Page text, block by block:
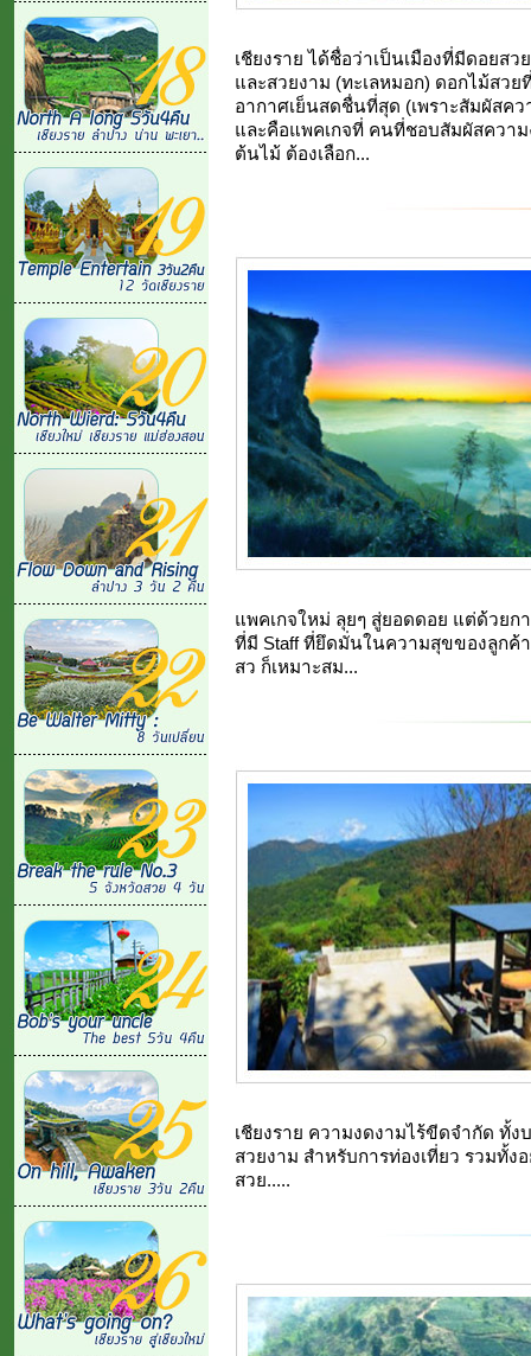
เชียงราย ได้ชื่อว่าเป็นเมืองที่มีดอยส
และสวยงาม (ทะเลหมอก) ดอกไม้สว
อากาศเย็นสดชื่นที่สุด (เพราะสัมผัสค
และคือแพคเกจที่ คนที่ชอบสัมผัสควา
ต้นไม้ ต้องเลือก...
แพคเกจใหม่ ลุยๆ สู่ยอดดอย แต่ด้วยก
ที่มี Staff ที่ยึดมั่นในความสุขของลูกค้
สว ก็เหมาะสม...
เชียงราย ความงดงามไร้ขีดจำกัด ทั้
สวยงาม สำหรับการท่องเที่ยว รวมทั้
สวย.....